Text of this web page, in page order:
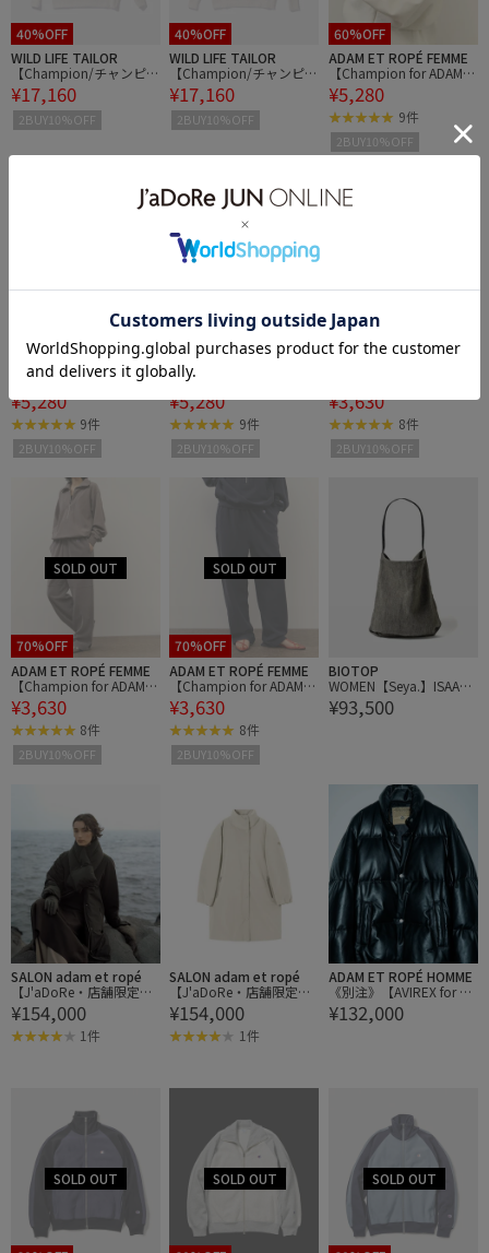
40%OFF
WILD LIFE TAILOR
【Champion/チャンピオ
ン】REVERSE WEAVE 1S
T PATENT CREW NECK S
WEATSHIRT
¥17,160
2BUY10%OFF
40%OFF
WILD LIFE TAILOR
【Champion/チャンピオ
ン】REVERSE WEAVE 2N
D PATENT CREW NECK S
WEATSHIRT
¥17,160
2BUY10%OFF
60%OFF
ADAM ET ROPÉ FEMME
【Champion for ADAM E
T ROPE'】別注 SWEAT H
ALF ZIP
¥5,280
9件
2BUY10%OFF
60%OFF
ADAM ET ROPÉ FEMME
【Champion for ADAM E
T ROPE'】別注 SWEAT H
ALF ZIP
¥5,280
9件
2BUY10%OFF
60%OFF
ADAM ET ROPÉ FEMME
【Champion for ADAM E
T ROPE'】別注 SWEAT H
ALF ZIP
¥5,280
9件
2BUY10%OFF
70%OFF
T ROPE'】別注 SWEAT W
IDE PANTS
¥3,630
8件
2BUY10%OFF
70%OFF
ADAM ET ROPÉ FEMME
【Champion for ADAM E
T ROPE'】別注 SWEAT W
IDE PANTS
¥3,630
8件
2BUY10%OFF
70%OFF
ADAM ET ROPÉ FEMME
【Champion for ADAM E
T ROPE'】別注 SWEAT W
IDE PANTS
¥3,630
8件
2BUY10%OFF
BIOTOP
WOMEN【Seya.】ISAAC
REINA X SEYA LINEN MUL
TI HANDLE HOBO
¥93,500
SALON adam et ropé
【J'aDoRe・店舗限定】
【DESCENTE ALLTERRAI
N（デサント オルテライ
ン）】 INVISIBLE DOWN
¥154,000
1件
SALON adam et ropé
【J'aDoRe・店舗限定】
【DESCENTE ALLTERRAI
N（デサント オルテライ
ン）】 INVISIBLE DOWN
¥154,000
1件
ADAM ET ROPÉ HOMME
《別注》【AVIREX for AD
AM ET ROPE'】レザーダ
ウンジャケット
¥132,000